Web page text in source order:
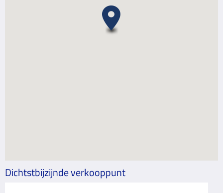
Dichtstbijzijnde verkooppunt